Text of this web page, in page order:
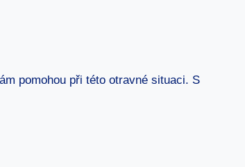
pomohou při této otravné situaci. S